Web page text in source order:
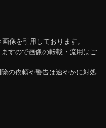
像を引用しております。
すので画像の転載・流用はご
の依頼や警告は速やかに対処